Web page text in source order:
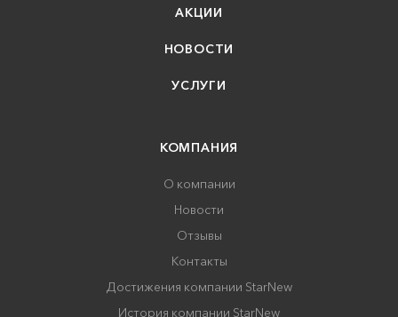
АКЦИИ
НОВОСТИ
УСЛУГИ
КОМПАНИЯ
О компании
Новости
Отзывы
Контакты
Достижения компании StarNew
История компании StarNew